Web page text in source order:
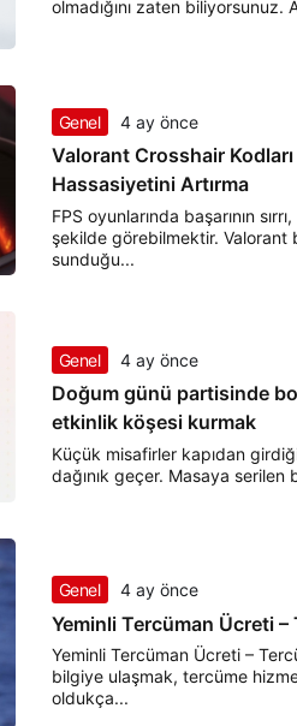
olmadığını zaten biliyorsunuz.
Genel 4 ay önce
Valorant Crosshair
Hassasiyetini Artırma
FPS oyunlarında başarının
şekilde görebilmektir. Valorant
sunduğu...
Genel 4 ay önce
Doğum günü partisinde
etkinlik köşesi kurmak
Küçük misafirler kapıdan
dağınık geçer. Masaya serilen
Genel 4 ay önce
Yeminli Tercüman Ücreti
Yeminli Tercüman Ücreti –
bilgiye ulaşmak, tercüme
oldukça...